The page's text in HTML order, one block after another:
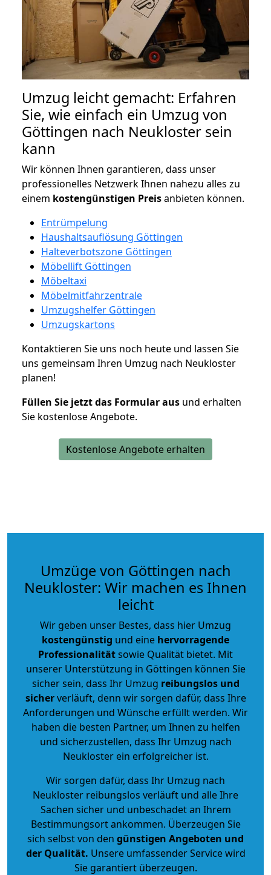
Umzug leicht gemacht: Erfahren
Sie, wie einfach ein Umzug von
Göttingen nach Neukloster sein
kann
Wir können Ihnen garantieren, dass unser
professionelles Netzwerk Ihnen nahezu alles zu
einem kostengünstigen Preisanbieten können.
Entrümpelung
Haushaltsauflösung Göttingen
Halteverbotszone Göttingen
Möbellift Göttingen
Möbeltaxi
Möbelmitfahrzentrale
Umzugshelfer Göttingen
Umzugskartons
Kontaktieren Sie uns noch heute und lassen Sie
uns gemeinsam Ihren Umzug nach Neukloster
planen!
Füllen Sie jetzt das Formular aus und erhalten
Sie kostenlose Angebote.
Kostenlose Angebote erhalten
Umzüge von Göttingen nach
Neukloster: Wir machen es Ihnen
leicht
Wir geben unser Bestes, dass hier Umzug
kostengünstig und eine hervorragende
Professionalitätsowie Qualität bietet. Mit
unserer Unterstützung in Göttingen können Sie
sicher sein, dass Ihr Umzug reibungslos und
sicherverläuft, denn wir sorgen dafür, dass Ihre
Anforderungen und Wünsche erfüllt werden. Wir
haben die besten Partner, um Ihnen zu helfen
und sicherzustellen, dass Ihr Umzug nach
Neukloster ein erfolgreicher ist.
Wir sorgen dafür, dass Ihr Umzug nach
Neukloster reibungslos verläuft und alle Ihre
Sachen sicher und unbeschadet an Ihrem
Bestimmungsort ankommen. Überzeugen Sie
sich selbst von den günstigen Angeboten und
der Qualität. Unsere umfassender Service wird
Sie garantiert überzeugen.